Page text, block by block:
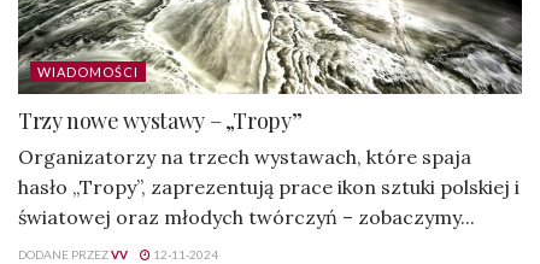
WIADOMOŚCI
Trzy nowe wystawy – „Tropy”
Organizatorzy na trzech wystawach, które spaja
hasło „Tropy”, zaprezentują prace ikon sztuki polskiej i
światowej oraz młodych twórczyń – zobaczymy...
DODANE PRZEZVV 12-11-2024